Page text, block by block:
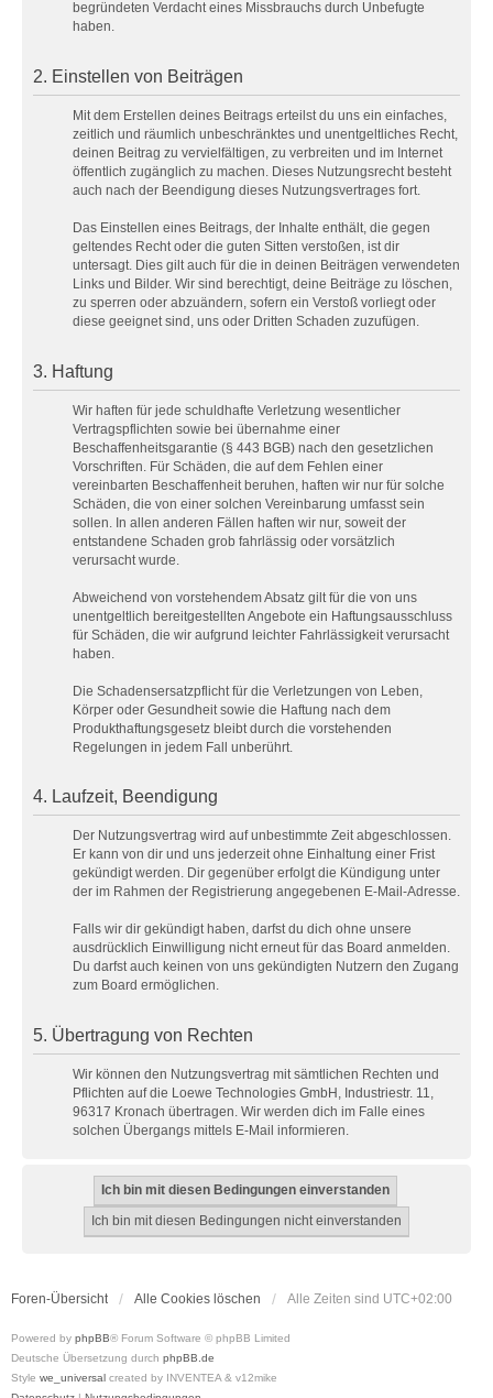
begründeten Verdacht eines Missbrauchs durch Unbefugte
haben.
2. Einstellen von Beiträgen
Mit dem Erstellen deines Beitrags erteilst du uns ein einfaches,
zeitlich und räumlich unbeschränktes und unentgeltliches Recht,
deinen Beitrag zu vervielfältigen, zu verbreiten und im Internet
öffentlich zugänglich zu machen. Dieses Nutzungsrecht besteht
auch nach der Beendigung dieses Nutzungsvertrages fort.
Das Einstellen eines Beitrags, der Inhalte enthält, die gegen
geltendes Recht oder die guten Sitten verstoßen, ist dir
untersagt. Dies gilt auch für die in deinen Beiträgen verwendeten
Links und Bilder. Wir sind berechtigt, deine Beiträge zu löschen,
zu sperren oder abzuändern, sofern ein Verstoß vorliegt oder
diese geeignet sind, uns oder Dritten Schaden zuzufügen.
3. Haftung
Wir haften für jede schuldhafte Verletzung wesentlicher
Vertragspflichten sowie bei übernahme einer
Beschaffenheitsgarantie (§ 443 BGB) nach den gesetzlichen
Vorschriften. Für Schäden, die auf dem Fehlen einer
vereinbarten Beschaffenheit beruhen, haften wir nur für solche
Schäden, die von einer solchen Vereinbarung umfasst sein
sollen. In allen anderen Fällen haften wir nur, soweit der
entstandene Schaden grob fahrlässig oder vorsätzlich
verursacht wurde.
Abweichend von vorstehendem Absatz gilt für die von uns
unentgeltlich bereitgestellten Angebote ein Haftungsausschluss
für Schäden, die wir aufgrund leichter Fahrlässigkeit verursacht
haben.
Die Schadensersatzpflicht für die Verletzungen von Leben,
Körper oder Gesundheit sowie die Haftung nach dem
Produkthaftungsgesetz bleibt durch die vorstehenden
Regelungen in jedem Fall unberührt.
4. Laufzeit, Beendigung
Der Nutzungsvertrag wird auf unbestimmte Zeit abgeschlossen.
Er kann von dir und uns jederzeit ohne Einhaltung einer Frist
gekündigt werden. Dir gegenüber erfolgt die Kündigung unter
der im Rahmen der Registrierung angegebenen E-Mail-Adresse.
Falls wir dir gekündigt haben, darfst du dich ohne unsere
ausdrücklich Einwilligung nicht erneut für das Board anmelden.
Du darfst auch keinen von uns gekündigten Nutzern den Zugang
zum Board ermöglichen.
5. Übertragung von Rechten
Wir können den Nutzungsvertrag mit sämtlichen Rechten und
Pflichten auf die Loewe Technologies GmbH, Industriestr. 11,
96317 Kronach übertragen. Wir werden dich im Falle eines
solchen Übergangs mittels E-Mail informieren.
Foren-Übersicht Alle Cookies löschen Alle Zeiten sind UTC+02:00
Powered by phpBB® Forum Software © phpBB Limited
Deutsche Übersetzung durch phpBB.de
Style we_universal created by INVENTEA & v12mike